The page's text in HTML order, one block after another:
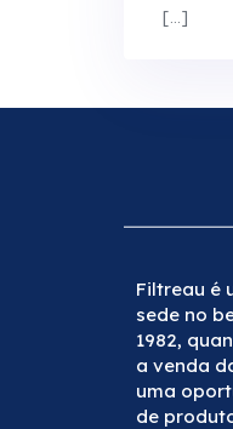
[…]
Filtreau é
sede no
1982,
a venda
uma
de